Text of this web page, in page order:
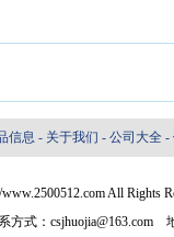
信息 - 关于我们 - 公司大全 -
All
方式：